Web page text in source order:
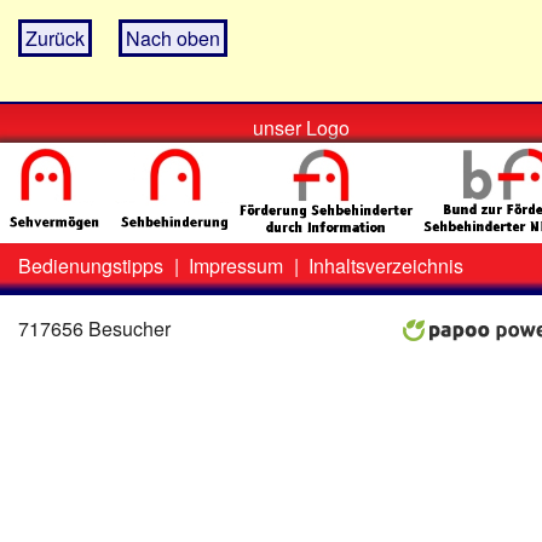
Zurück Nach oben
unser Logo
Zweit-
Menü
Bedienungstipps | Impressum | Inhaltsverzeichnis
717656 Besucher